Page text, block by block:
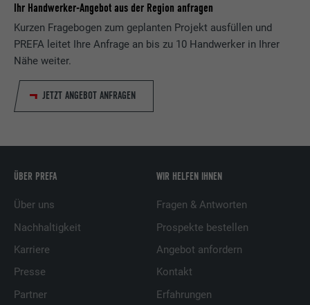
Ihr Handwerker-Angebot aus der Region anfragen
Kurzen Fragebogen zum geplanten Projekt ausfüllen und
PREFA leitet Ihre Anfrage an bis zu 10 Handwerker in Ihrer
Nähe weiter.
JETZT ANGEBOT ANFRAGEN
ÜBER PREFA
Über uns
Nachhaltigkeit
Karriere
Presse
Partner
WIR HELFEN IHNEN
Fragen & Antworten
Prospekte bestellen
Angebot anfordern
Kontakt
Erfahrungen